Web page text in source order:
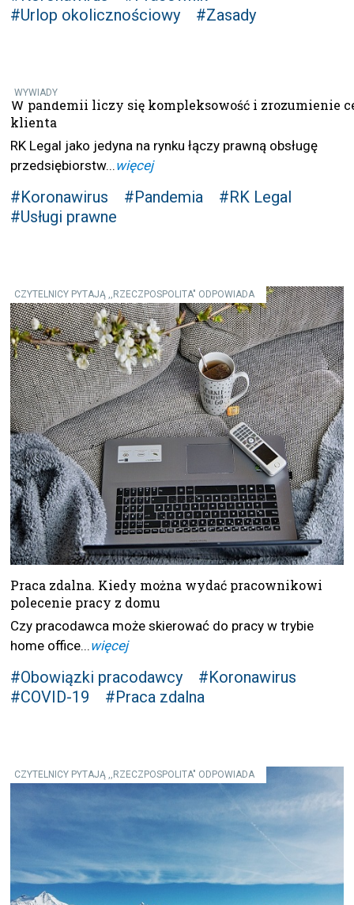
#Urlop okolicznościowy
#Zasady
WYWIADY
W pandemii liczy się kompleksowość i zrozumienie
klienta
RK Legal jako jedyna na rynku łączy prawną obsługę
przedsiębiorstw... więcej
#Koronawirus #Pandemia
#RK Legal
#Usługi prawne
CZYTELNICY PYTAJĄ ,,RZECZPOSPOLITA" ODPOWIADA
Praca zdalna. Kiedy można wydać pracownikowi
polecenie pracy z domu
Czy pracodawca może skierować do pracy w trybie
home office... więcej
#Obowiązki pracodawcy
#Koronawirus
#COVID-19
#Praca zdalna
CZYTELNICY PYTAJĄ ,,RZECZPOSPOLITA" ODPOWIADA